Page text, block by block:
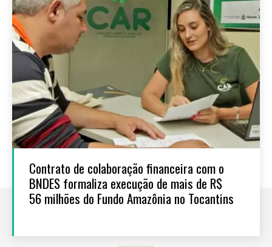
Contrato de colaboração financeira com o
BNDES formaliza execução de mais de R$
56 milhões do Fundo Amazônia no Tocantins